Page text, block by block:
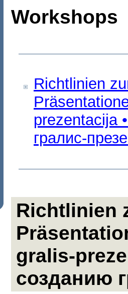
Workshops
Richtlinien
prezentacija
гралис-
Richtlinien
gralis-
созданию